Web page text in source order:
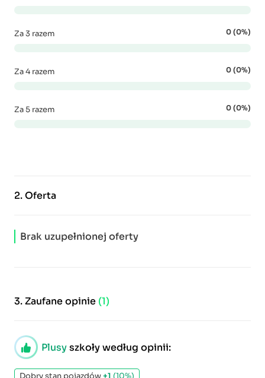
Za 3 razem 0 (0%)
Za 4 razem 0 (0%)
Za 5 razem 0 (0%)
2.Oferta
Brak uzupełnionej oferty
3.Zaufane opinie (1)
Plusyszkoły według opinii:
Dobry stan pojazdów+1 (10%)